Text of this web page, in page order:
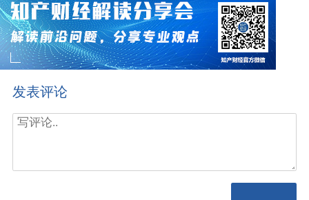
发表评论